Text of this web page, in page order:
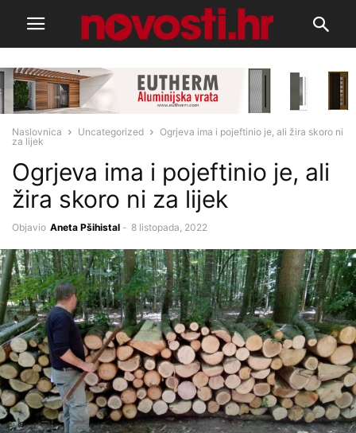
Naslovnica Uncategorized
Ogrjeva ima i pojeftinio je, ali žira skoro ni
za lijek
Ogrjeva ima i pojeftinio je, ali
žira skoro ni za lijek
Objavio Aneta Pšihistal - 8 listopada, 2022